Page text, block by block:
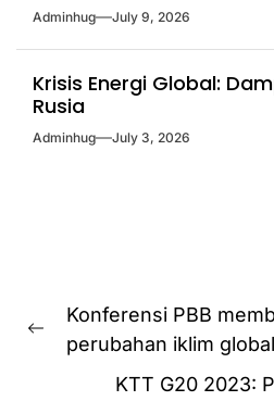
Adminhug July 9, 2026
Krisis Energi Global:
Rusia
Adminhug July 3, 2026
Post
navigation
Previous
Konferensi PBB
perubahan iklim global
KTT G20 2023: